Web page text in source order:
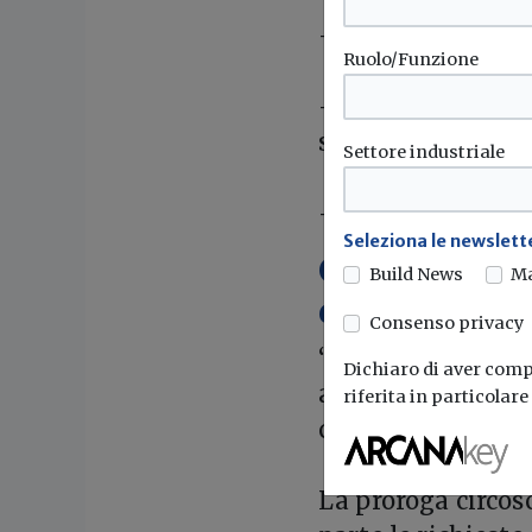
- imprese
- micro e piccole
- imprese
CNA:
differenziato
“È inaccettabile
all'interno del
commentato la
La proroga
Ruolo/Funzione
Settore industriale
Seleziona le
Build News
Consenso privacy
Dichiaro di aver
riferita in particolare